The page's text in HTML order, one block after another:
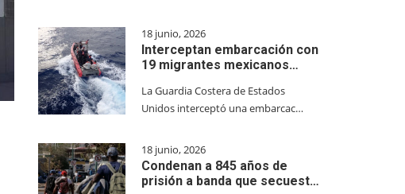
18 junio, 2026
Interceptan embarcación con
19 migrantes mexicanos…
La Guardia Costera de Estados
Unidos interceptó una embarcac…
18 junio, 2026
Condenan a 845 años de
prisión a banda que secuest…